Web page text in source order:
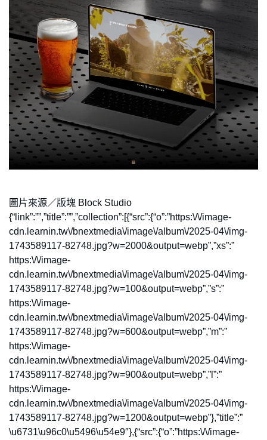
圖片來源／版塊 Block Studio
{“link”:””,”title”:””,”collection”:[{“src”:{“o”:”https:\/\/image-
cdn.learnin.tw\/bnextmedia\/image\/album\/2025-04\/img-
1743589117-82748.jpg?w=2000&output=webp”,”xs”:”
https:\/\/image-
cdn.learnin.tw\/bnextmedia\/image\/album\/2025-04\/img-
1743589117-82748.jpg?w=100&output=webp”,”s”:”
https:\/\/image-
cdn.learnin.tw\/bnextmedia\/image\/album\/2025-04\/img-
1743589117-82748.jpg?w=600&output=webp”,”m”:”
https:\/\/image-
cdn.learnin.tw\/bnextmedia\/image\/album\/2025-04\/img-
1743589117-82748.jpg?w=900&output=webp”,”l”:”
https:\/\/image-
cdn.learnin.tw\/bnextmedia\/image\/album\/2025-04\/img-
1743589117-82748.jpg?w=1200&output=webp”},”title”:”
\u6731\u96c0\u5496\u54e9″},{“src”:{“o”:”https:\/\/image-